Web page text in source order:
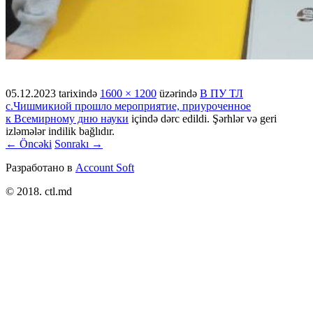
05.12.2023 tarixində 1600 × 1200 üzərində В ПУ ТЛ
с.Чишмикиой прошло мероприятие, приуроченное
к Всемирному дню науки içində dərc edildi. Şərhlər və geri
izləmələr indilik bağlıdır.
← Öncəki Sonrakı →
Разработано в Account Soft
© 2018. ctl.md